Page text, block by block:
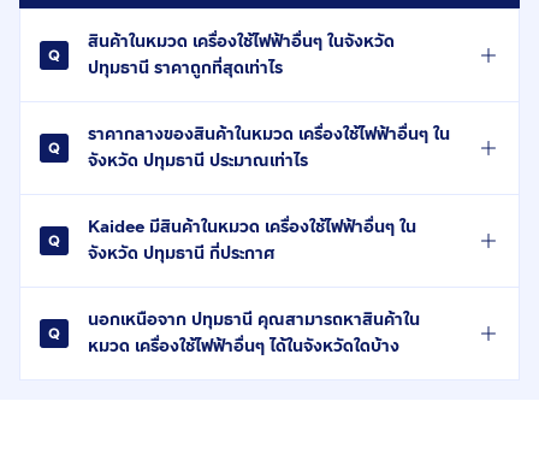
สินค้าในหมวด เครื่องใช้ไฟฟ้าอื่นๆ ในจังหวัด
ปทุมธานี ราคาถูกที่สุดเท่าไร
ราคากลางของสินค้าในหมวด เครื่องใช้ไฟฟ้าอื่นๆ ใน
จังหวัด ปทุมธานี ประมาณเท่าไร
Kaidee มีสินค้าในหมวด เครื่องใช้ไฟฟ้าอื่นๆ ใน
จังหวัด ปทุมธานี กี่ประกาศ
นอกเหนือจาก ปทุมธานี คุณสามารถหาสินค้าใน
หมวด เครื่องใช้ไฟฟ้าอื่นๆ ได้ในจังหวัดใดบ้าง